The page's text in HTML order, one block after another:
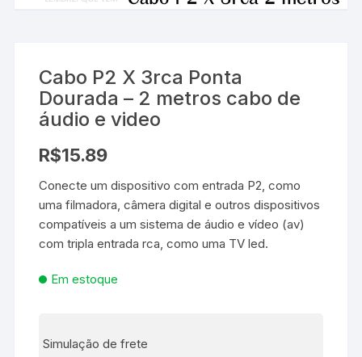
Cabo P2 X 3rca Ponta
Dourada – 2 metros cabo de
áudio e video
R$15.89
Conecte um dispositivo com entrada P2, como
uma filmadora, câmera digital e outros dispositivos
compatíveis a um sistema de áudio e vídeo (av)
com tripla entrada rca, como uma TV led.
Em estoque
Simulação de frete